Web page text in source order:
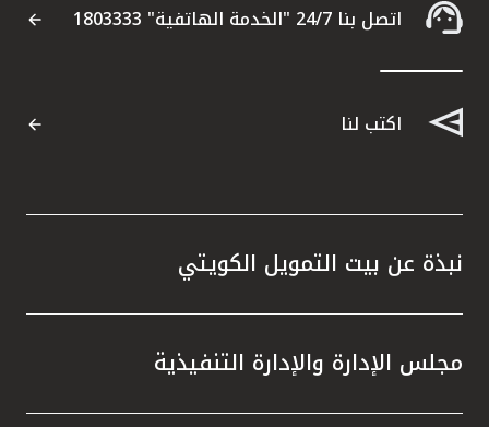
ماليزيا
اتصل بنا 24/7 "الخدمة الهاتفية" 1803333
اكتب لنا
نبذة عن بيت التمويل الكويتي
مجلس الإدارة والإدارة التنفيذية